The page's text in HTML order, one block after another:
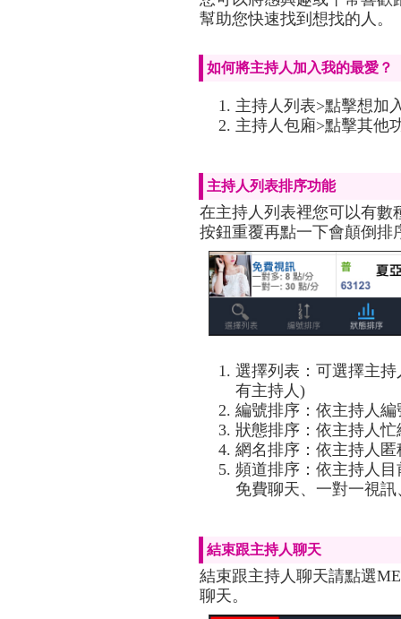
幫助您快速找到想找的人。
如何將主持人加入我的最愛？
主持人列表>點擊想加
主持人包廂>點擊其他
主持人列表排序功能
在主持人列表裡您可以有數
按鈕重覆再點一下會顛倒排
選擇列表：可選擇主
有主持人)
編號排序：依主持人編
狀態排序：依主持人
網名排序：依主持人匿
頻道排序：依主持人
免費聊天、一對一視
結束跟主持人聊天
結束跟主持人聊天請點選
聊天。